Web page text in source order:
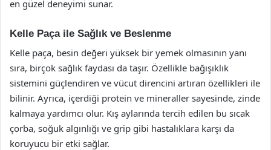
en güzel deneyimi sunar.
Kelle Paça ile Sağlık ve Beslenme
Kelle paça, besin değeri yüksek bir yemek olmasının yanı
sıra, birçok sağlık faydası da taşır. Özellikle bağışıklık
sistemini güçlendiren ve vücut direncini artıran özellikleri ile
bilinir. Ayrıca, içerdiği protein ve mineraller sayesinde, zinde
kalmaya yardımcı olur. Kış aylarında tercih edilen bu sıcak
çorba, soğuk algınlığı ve grip gibi hastalıklara karşı da
koruyucu bir etki sağlar.